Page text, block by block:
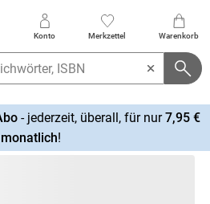
Konto Merkzettel Warenkorb
- jederzeit, überall, für nur7,95 €
monatlich!